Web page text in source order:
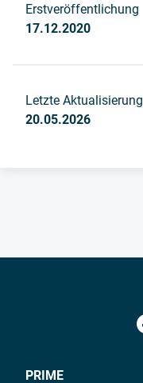
Erstveröffentlichung
17.12.2020
Letzte Aktualisierung
20.05.2026
PRIME